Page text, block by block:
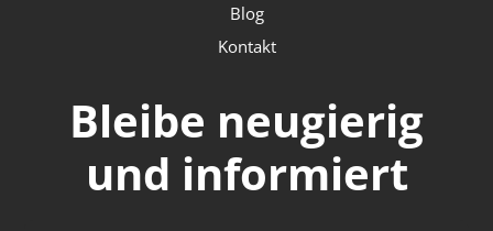
Blog
Kontakt
Bleibe neugierig
und informiert